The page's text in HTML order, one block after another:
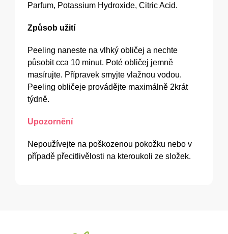
Parfum, Potassium Hydroxide, Citric Acid.
Způsob užití
Peeling naneste na vlhký obličej a nechte
působit cca 10 minut. Poté obličej jemně
masírujte. Přípravek smyjte vlažnou vodou.
Peeling obličeje provádějte maximálně 2krát
týdně.
Upozornění
Nepoužívejte na poškozenou pokožku nebo v
případě přecitlivělosti na kteroukoli ze složek.